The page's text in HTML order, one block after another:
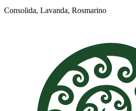
Consolida, Lavanda, Rosmarino